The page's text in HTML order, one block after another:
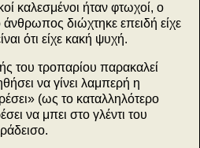
καλεσμένοι ήταν φτωχοί, ο
άνθρωπος διώχτηκε επειδή είχε
ότι είχε κακή ψυχή.
του τροπαρίου παρακαλεί
να γίνει λαμπερή η
(ως το καταλληλότερο
να μπει στο γλέντι του